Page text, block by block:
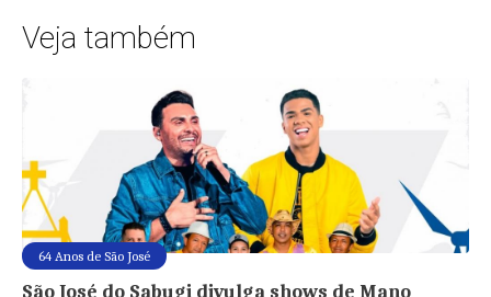
Veja também
64 Anos de São José
São José do Sabugi divulga shows de Mano